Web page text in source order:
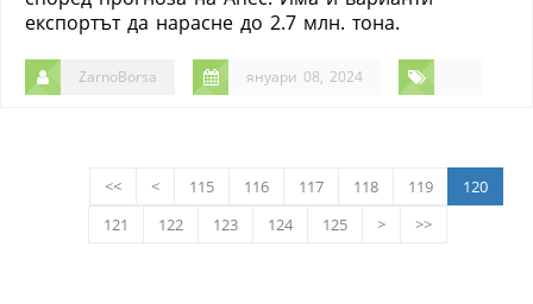
експортът да нарасне до 2.7 млн. тона.
ZarnoBorsa януари 08, 2024
<< < 115 116 117 118 119
120
121
122 123 124 125 > >>